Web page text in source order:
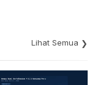
Lihat Semua